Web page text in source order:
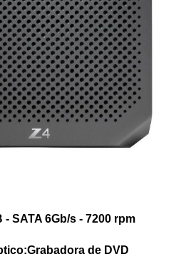
SATA 6Gb/s - 7200 rpm
de DVD